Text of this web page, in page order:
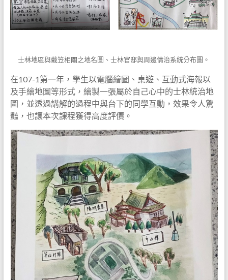
士林地區與戴笠相關之地名圖、士林官邸與周邊情治系統分布圖。
在107-1第一年，學生以電腦繪圖、桌遊、互動式海報以
及手繪地圖等形式，繪製一張屬於自己心中的士林統治地
圖，並透過講解的過程中與台下的同學互動，效果令人驚
豔，也讓本次課程獲得高度評價。